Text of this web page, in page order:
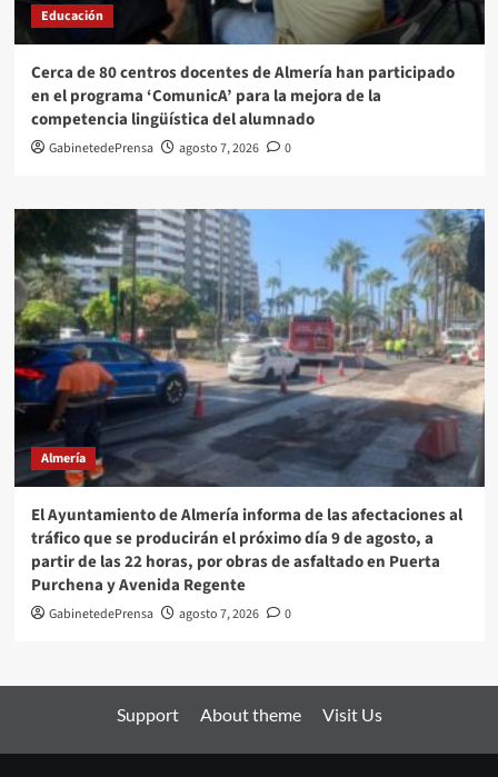
Educación
Cerca de 80 centros docentes de Almería han participado
en el programa ‘ComunicA’ para la mejora de la
competencia lingüística del alumnado
GabinetedePrensa agosto 7, 2026 0
Almería
El Ayuntamiento de Almería informa de las afectaciones al
tráfico que se producirán el próximo día 9 de agosto, a
partir de las 22 horas, por obras de asfaltado en Puerta
Purchena y Avenida Regente
GabinetedePrensa agosto 7, 2026 0
Support About theme Visit Us